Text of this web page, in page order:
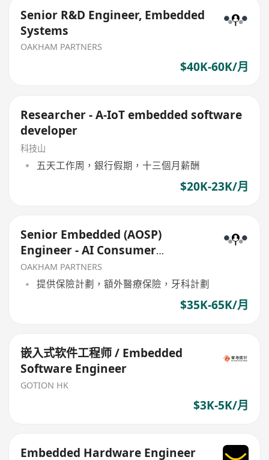
Senior R&D Engineer, Embedded
Systems
OAKHAM PARTNERS
$40K-60K/月
Researcher - A-IoT embedded software
developer
科技山
五天工作周，銀行假期，十三個月薪酬
$20K-23K/月
Senior Embedded (AOSP)
Engineer - AI Consumer
Electronics
OAKHAM PARTNERS
提供保險計劃，額外醫療保險，牙科計劃
$35K-65K/月
嵌入式软件工程师 / Embedded
Software Engineer
GOTION HK
$3K-5K/月
Embedded Hardware Engineer